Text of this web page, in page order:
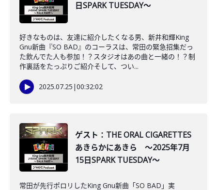
日SPARK TUESDAY～
好きなものは、友達に紹介したくなる男、新井和輝King
Gnu新曲『SO BAD』のコーラスは、常田の緊急招集だっ
た飲んでた人も参加！？スタジオはあの曲と一緒の！？制
作裏話をたっぷりご紹介そして、つい...
2025.07.25 |00:32:02
ゲスト：THE ORAL CIGARETTES
あきらかにあきら ～2025年7月
15日SPARK TUESDAY～
常田が先行ポロリしたKing Gnu新曲「SO BAD」実